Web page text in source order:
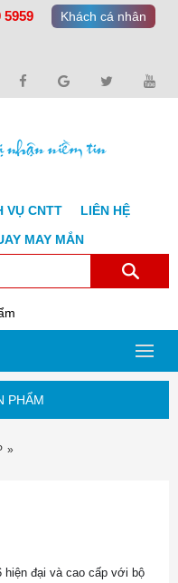
5959 Khách cá nhân
VỤ CNTT
LIÊN HỆ
MAY MẮN
PHẨM
hiện đại và cao cấp với bộ